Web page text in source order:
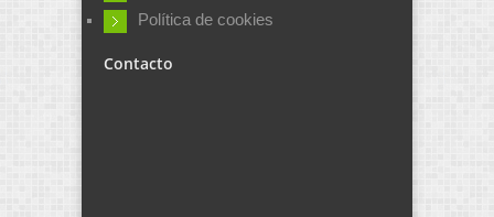
Política de cookies
Contacto